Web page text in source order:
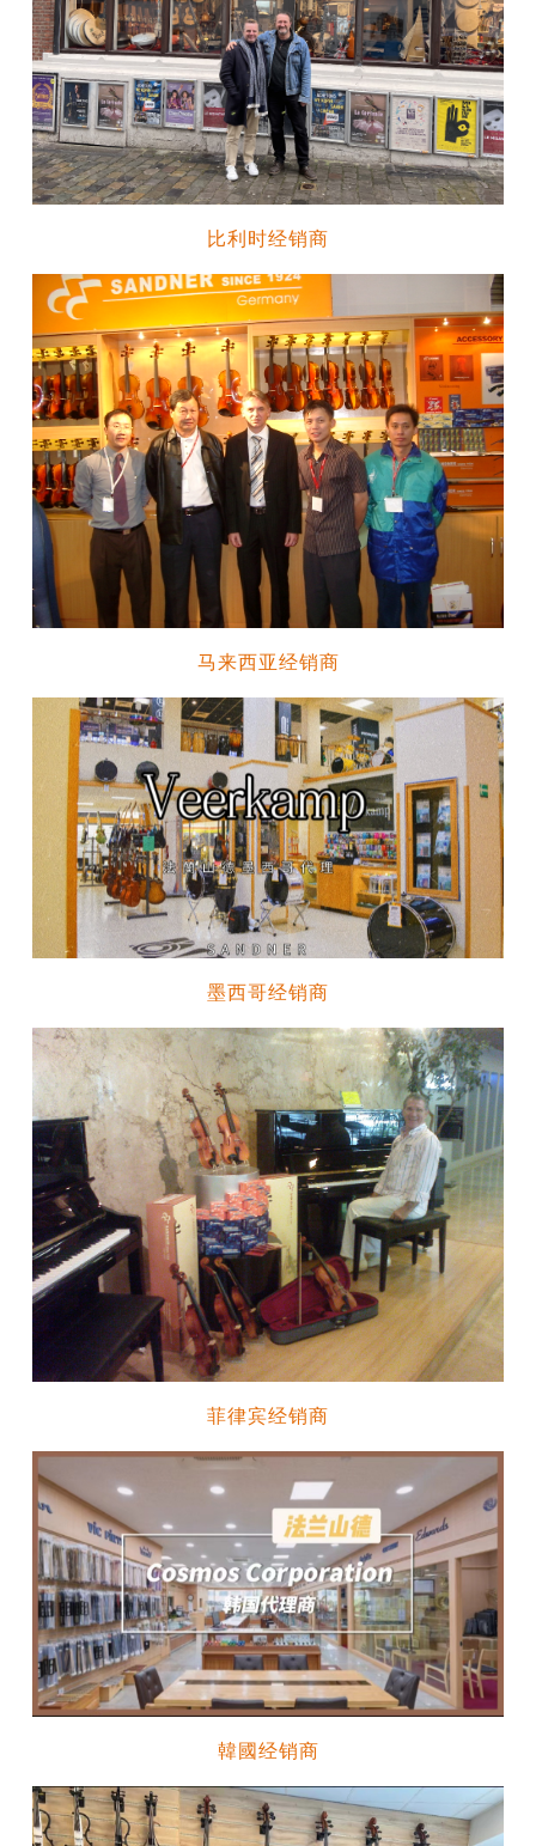
比利时经销商
马来西亚经销商
墨西哥经销商
菲律宾经销商
韓國经销商